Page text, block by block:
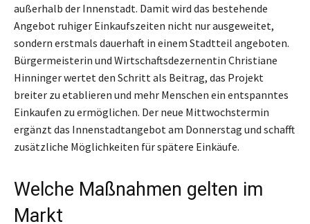
außerhalb der Innenstadt. Damit wird das bestehende
Angebot ruhiger Einkaufszeiten nicht nur ausgeweitet,
sondern erstmals dauerhaft in einem Stadtteil angeboten.
Bürgermeisterin und Wirtschaftsdezernentin Christiane
Hinninger wertet den Schritt als Beitrag, das Projekt
breiter zu etablieren und mehr Menschen ein entspanntes
Einkaufen zu ermöglichen. Der neue Mittwochstermin
ergänzt das Innenstadtangebot am Donnerstag und schafft
zusätzliche Möglichkeiten für spätere Einkäufe.
Welche Maßnahmen gelten im
Markt